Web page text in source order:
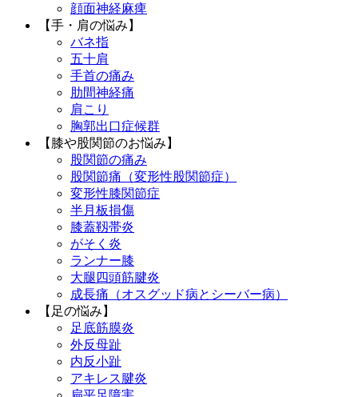
顔面神経麻痺
【手・肩の悩み】
バネ指
五十肩
手首の痛み
肋間神経痛
肩こり
胸郭出口症候群
【膝や股関節のお悩み】
股関節の痛み
股関節痛（変形性股関節症）
変形性膝関節症
半月板損傷
膝蓋靱帯炎
がそく炎
ランナー膝
大腿四頭筋腱炎
成長痛（オスグッド病とシーバー病）
【足の悩み】
足底筋膜炎
外反母趾
内反小趾
アキレス腱炎